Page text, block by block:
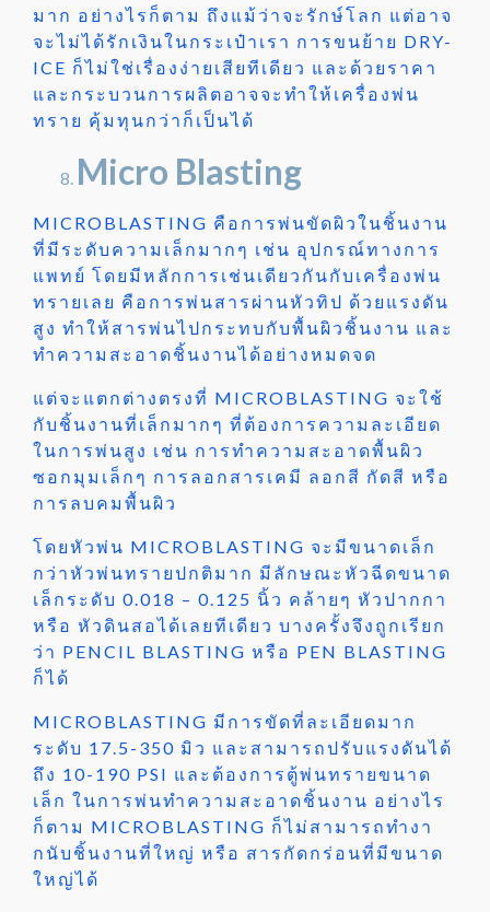
มาก อย่างไรก็ตาม ถึงแม้ว่าจะรักษ์โลก แต่อาจ
จะไม่ได้รักเงินในกระเป๋าเรา การขนย้าย DRY-
ICE ก็ไม่ใช่เรื่องง่ายเสียทีเดียว และด้วยราคา
และกระบวนการผลิตอาจจะทำให้เครื่องพ่น
ทราย คุ้มทุนกว่าก็เป็นได้
Micro Blasting
MICROBLASTING คือการพ่นขัดผิวในชิ้นงาน
ที่มีระดับความเล็กมากๆ เช่น อุปกรณ์ทางการ
แพทย์ โดยมีหลักการเช่นเดียวกันกับเครื่องพ่น
ทรายเลย คือการพ่นสารผ่านหัวทิป ด้วยแรงดัน
สูง ทำให้สารพ่นไปกระทบกับพื้นผิวชิ้นงาน และ
ทำความสะอาดชิ้นงานได้อย่างหมดจด
แต่จะแตกต่างตรงที่ MICROBLASTING จะใช้
กับชิ้นงานที่เล็กมากๆ ที่ต้องการความละเอียด
ในการพ่นสูง เช่น การทำความสะอาดพื้นผิว
ซอกมุมเล็กๆ การลอกสารเคมี ลอกสี กัดสี หรือ
การลบคมพื้นผิว
โดยหัวพ่น MICROBLASTING จะมีขนาดเล็ก
กว่าหัวพ่นทรายปกติมาก มีลักษณะหัวฉีดขนาด
เล็กระดับ 0.018 – 0.125 นิ้ว คล้ายๆ หัวปากกา
หรือ หัวดินสอได้เลยทีเดียว บางครั้งจึงถูกเรียก
ว่า PENCIL BLASTING หรือ PEN BLASTING
ก็ได้
MICROBLASTING มีการขัดที่ละเอียดมาก
ระดับ 17.5-350 มิว และสามารถปรับแรงดันได้
ถึง 10-190 PSI และต้องการตู้พ่นทรายขนาด
เล็ก ในการพ่นทำความสะอาดชิ้นงาน อย่างไร
ก็ตาม MICROBLASTING ก็ไม่สามารถทำงา
กนับชิ้นงานที่ใหญ่ หรือ สารกัดกร่อนที่มีขนาด
ใหญ่ได้